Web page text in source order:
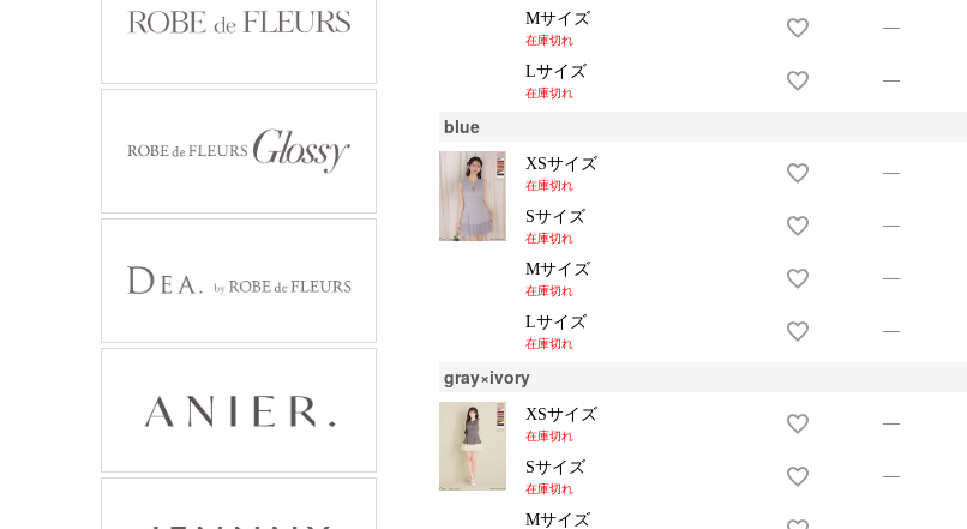
Mサイズ
在庫切れ
—
Lサイズ
在庫切れ
—
blue
XSサイズ
在庫切れ
—
Sサイズ
在庫切れ
—
Mサイズ
在庫切れ
—
Lサイズ
在庫切れ
—
gray×ivory
XSサイズ
在庫切れ
—
Sサイズ
在庫切れ
—
Mサイズ